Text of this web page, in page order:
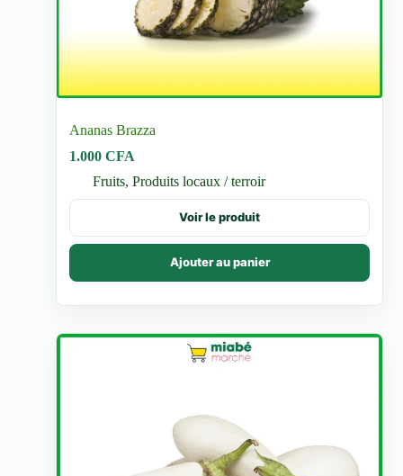
Ananas Brazza
1.000CFA
Fruits,Produits locaux / terroir
Voir le produit
Ajouter au panier